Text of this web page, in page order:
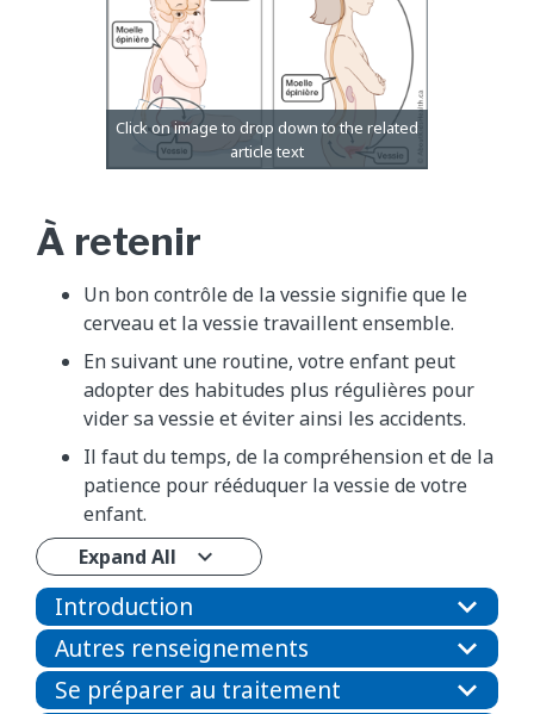
À retenir
Un bon contrôle de la vessie signifie que le
cerveau et la vessie travaillent ensemble.
En suivant une routine, votre enfant peut
adopter des habitudes plus régulières pour
vider sa vessie et éviter ainsi les accidents.
Il faut du temps, de la compréhension et de la
patience pour rééduquer la vessie de votre
enfant.
Expand All
Introduction
Autres renseignements
Se préparer au traitement